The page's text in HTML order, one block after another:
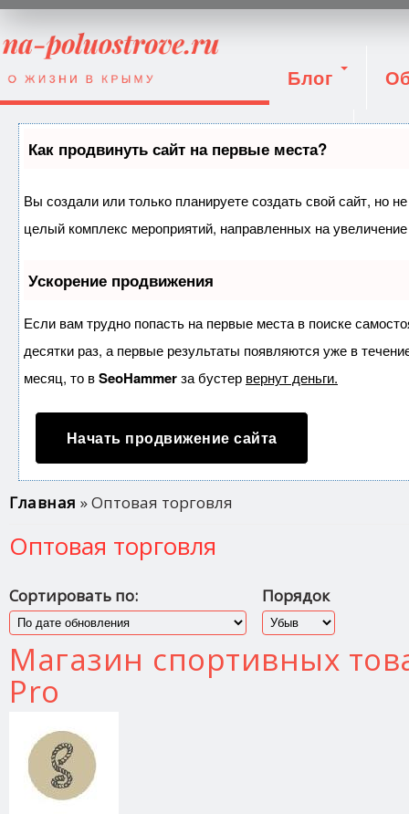
Блог
Вход
Как продвинуть сайт на первые места?
Вы создали или только планируете создать свой сайт, но
целый комплекс мероприятий, направленных на
Ускорение продвижения
Если вам трудно попасть на первые места в поиске
десятки раз, а первые результаты появляются уже в
месяц, то вSeoHammerза бустер вернут деньги.
Начать продвижение сайта
Вы здесь
Главная » Оптовая торговля
Оптовая торговля
Сортировать по: Порядок
Магазин спортивных
Pro